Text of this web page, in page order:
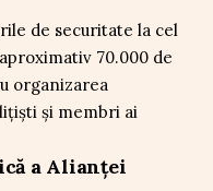
de securitate la cel
70.000 de
organizarea
și membri ai
a Alianței